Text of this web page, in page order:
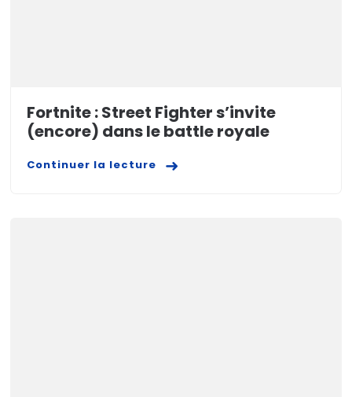
Fortnite : Street Fighter s’invite
(encore) dans le battle royale
Continuer la lecture